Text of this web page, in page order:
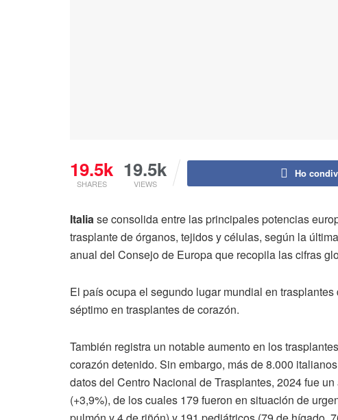
19.5k
SHARES
19.5k
VIEWS
Ho
Italiase consolida entre las principales potencias
trasplante de órganos, tejidos y células, según la
anual del Consejo de Europa que recopila las cifras
El país ocupa el segundo lugar mundial en
séptimo en trasplantes de corazón.
También registra un notable aumento en los
corazón detenido. Sin embargo, más de 8.000
datos del Centro Nacional de Trasplantes, 2024 fue
(+3,9%), de los cuales 179 fueron en situación de